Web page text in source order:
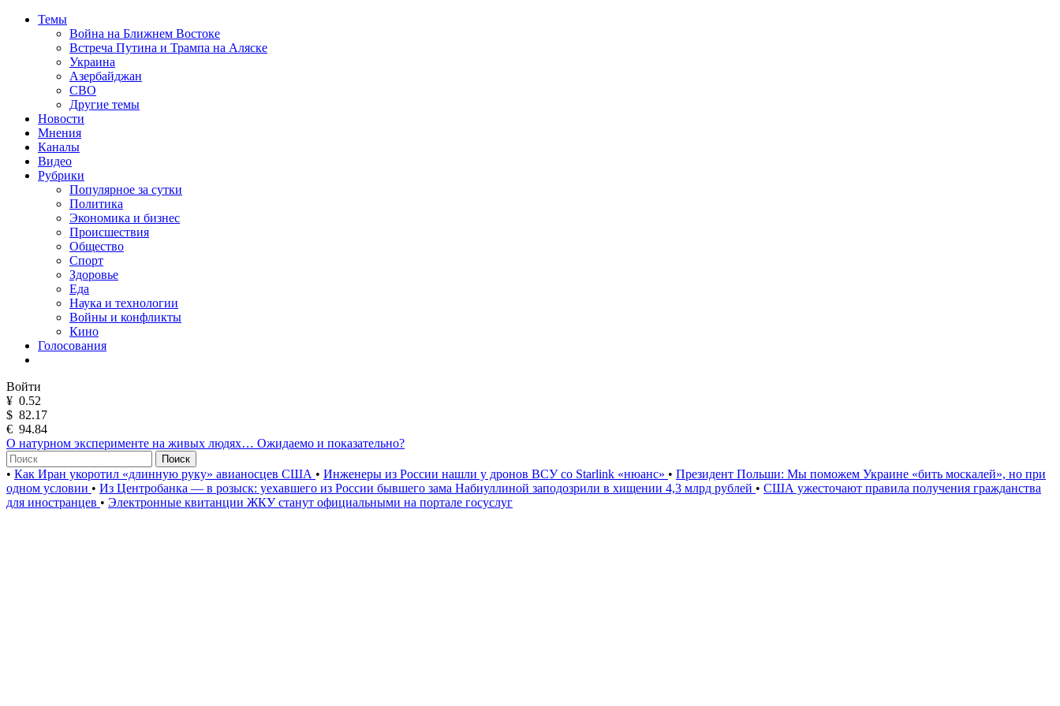
Темы
Война на Ближнем Востоке
Встреча Путина и Трампа на Аляске
Украина
Азербайджан
СВО
Другие темы
Новости
Мнения
Каналы
Видео
Рубрики
Популярное за сутки
Политика
Экономика и бизнес
Происшествия
Общество
Спорт
Здоровье
Еда
Наука и технологии
Войны и конфликты
Кино
Голосования
Войти
¥ 0.52
$ 82.17
€ 94.84
О натурном эксперименте на живых людях… Ожидаемо и показательно?
Поиск
• Как Иран укоротил «длинную руку» авианосцев США • Инженеры из России нашли у дронов ВСУ со Starlink «нюанс» • Президент Польши: Мы поможем Украине «бить москалей», но при
одном условии • Из Центробанка — в розыск: уехавшего из России бывшего зама Набиуллиной заподозрили в хищении 4,3 млрд рублей • США ужесточают правила получения гражданства
для иностранцев • Электронные квитанции ЖКУ станут официальными на портале госуслуг